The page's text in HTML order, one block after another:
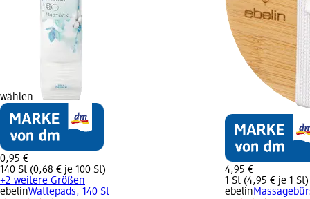
wählen
0,95 €
140 St (0,68 € je 100 St)
+2 weitere Größen
ebelinWattepads, 140 St
4,95 €
1 St (4,95 € je 1 St)
ebelin